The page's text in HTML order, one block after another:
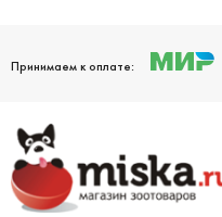
Принимаем к оплате: